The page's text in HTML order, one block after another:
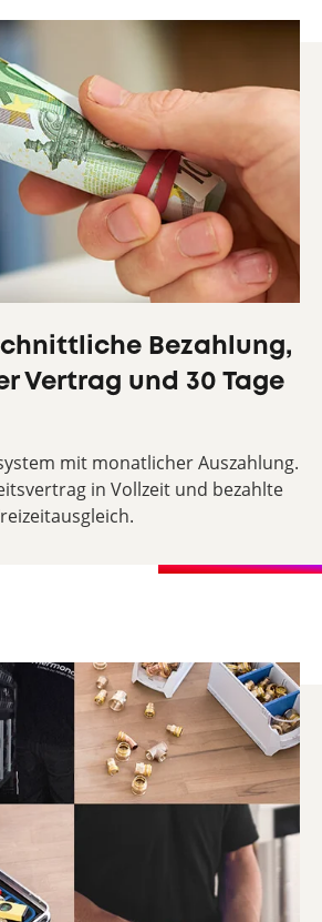
Bezahlung,
Vertrag und 30 Tage
mit monatlicher Auszahlung.
in Vollzeit und bezahlte